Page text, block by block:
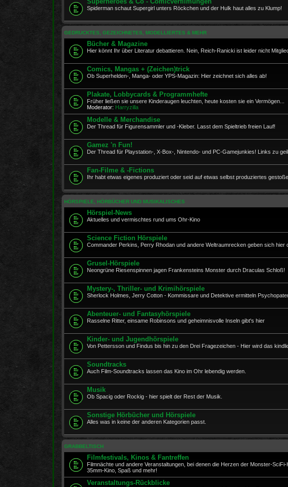
Spiderman schaut Supergirl unters Röckchen und der Hulk haut alles zu Klump!
GEDRUCKTES, GEZEICHNETES, MODELLIERTES & MEHR
Bücher & Magazine
Hier könnt Ihr über Literatur debattieren. Nein, Reich-Ranicki ist leider nicht
Comics, Mangas + (Zeichen)trick
Ob Superhelden-, Manga- oder YPS-Magazin: Hier zeichnet sich alles ab!
Plakate, Lobbycards & Programmhefte
Früher ließen sie unsere Kinderaugen leuchten, heute kosten sie ein Vermögen...
Moderator: Harryzilla
Modelle & Merchandise
Der Thread für Figurensammler und -Kleber. Lasst dem Spieltrieb freien Lauf!
Gamez 'n Fun!
Der Thread für Playstation-, X-Box-, Nintendo- und PC-Gamejunkies! Links zu
Fan-Filme & -Fictions
Ihr habt etwas eigenes produziert oder seid auf etwas selbst produziertes
HÖRSPIELE, HÖRBÜCHER UND MUSIKALISCHES
Hörspiel-News
Aktuelles und vermischtes rund ums Ohr-Kino
Science Fiction Hörspiele
Commander Perkins, Perry Rhodan und andere Weltraumrecken geben sich hier
Grusel-Hörspiele
Neongrüne Riesenspinnen jagen Frankensteins Monster durch Draculas Schloß!
Mystery-, Thriller- und Krimihörspiele
Sherlock Holmes, Jerry Cotton - Kommissare und Detektive ermitteln
Abenteuer- und Fantasyhörspiele
Rasselne Ritter, einsame Robinsons und geheimnisvolle Inseln gibt's hier
Kinder- und Jugendhörspiele
Von Pettersson und Findus bis hin zu den Drei Fragezeichen - Hier wird das
Soundtracks
Auch Film-Soundtracks lassen das Kino im Ohr lebendig werden.
Musik
Ob Spacig oder Rockig - hier spielt der Rest der Musik.
Sonstige Hörbücher und Hörspiele
Alles was in keine der anderen Kategorien passt.
GRABBELTISCH
Filmfestivals, Kinos & Fantreffen
Filmnächte und andere Veranstaltungen, bei denen die Herzen der Monster-
35mm-Kino, Spaß und mehr!
Veranstaltungs-Rückblicke